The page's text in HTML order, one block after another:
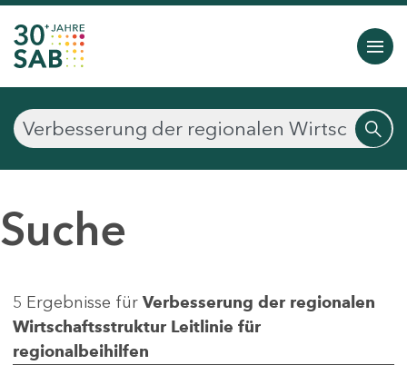
Suche
5 Ergebnisse für Verbesserung der regionalen
Wirtschaftsstruktur Leitlinie für
regionalbeihilfen